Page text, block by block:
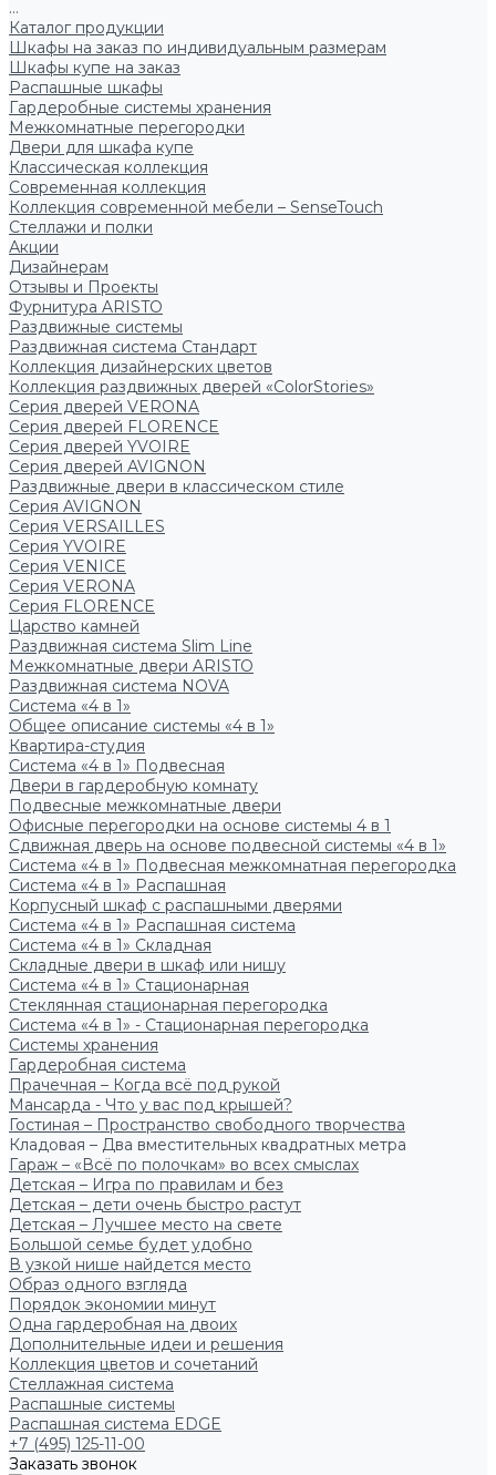
...
Каталог продукции
Шкафы на заказ по индивидуальным размерам
Шкафы купе на заказ
Распашные шкафы
Гардеробные системы хранения
Межкомнатные перегородки
Двери для шкафа купе
Классическая коллекция
Современная коллекция
Коллекция современной мебели – SenseTouch
Стеллажи и полки
Акции
Дизайнерам
Отзывы и Проекты
Фурнитура ARISTO
Раздвижные системы
Раздвижная система Стандарт
Коллекция дизайнерских цветов
Коллекция раздвижных дверей «ColorStories»
Серия дверей VERONA
Серия дверей FLORENCE
Серия дверей YVOIRE
Серия дверей AVIGNON
Раздвижные двери в классическом стиле
Серия AVIGNON
Серия VERSAILLES
Серия YVOIRE
Серия VENICE
Серия VERONA
Серия FLORENCE
Царство камней
Раздвижная система Slim Line
Межкомнатные двери ARISTO
Раздвижная система NOVA
Система «4 в 1»
Общее описание системы «4 в 1»
Квартира-студия
Система «4 в 1» Подвесная
Двери в гардеробную комнату
Подвесные межкомнатные двери
Офисные перегородки на основе системы 4 в 1
Сдвижная дверь на основе подвесной системы «4 в 1»
Система «4 в 1» Подвесная межкомнатная перегородка
Система «4 в 1» Распашная
Корпусный шкаф с распашными дверями
Система «4 в 1» Распашная система
Система «4 в 1» Складная
Складные двери в шкаф или нишу
Система «4 в 1» Стационарная
Стеклянная стационарная перегородка
Система «4 в 1» - Стационарная перегородка
Системы хранения
Гардеробная система
Прачечная – Когда всё под рукой
Мансарда - Что у вас под крышей?
Гостиная – Пространство свободного творчества
Кладовая – Два вместительных квадратных метра
Гараж – «Всё по полочкам» во всех смыслах
Детская – Игра по правилам и без
Детская – дети очень быстро растут
Детская – Лучшее место на свете
Большой семье будет удобно
В узкой нише найдется место
Образ одного взгляда
Порядок экономии минут
Одна гардеробная на двоих
Дополнительные идеи и решения
Коллекция цветов и сочетаний
Стеллажная система
Распашные системы
Распашная система EDGE
+7 (495) 125-11-00
Заказать звонок